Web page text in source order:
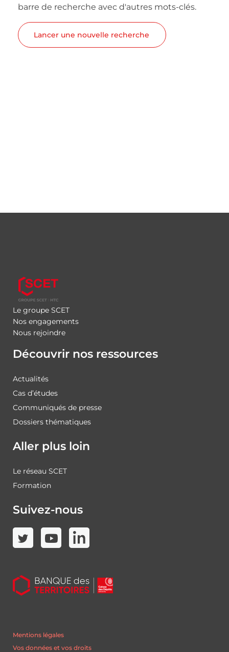
barre de recherche avec d'autres mots-clés.
Lancer une nouvelle recherche
Le groupe SCET
Nos engagements
Nous rejoindre
Découvrir nos ressources
Actualités
Cas d’études
Communiqués de presse
Dossiers thématiques
Aller plus loin
Le réseau SCET
Formation
Suivez-nous
Mentions légales
Vos données et vos droits